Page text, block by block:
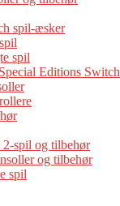
spil-æsker
spil
Editions Switch
spil og tilbehør
og tilbehør
spil